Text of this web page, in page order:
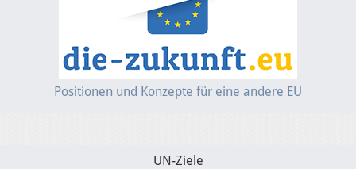
Positionen und Konzepte für eine andere EU
UN-Ziele